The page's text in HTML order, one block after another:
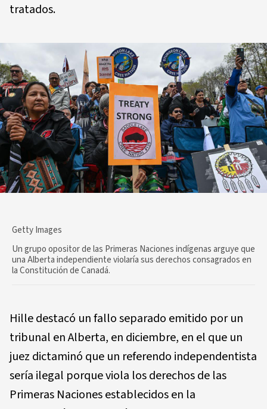
tratados.
Getty Images
Un grupo opositor de las Primeras Naciones indígenas arguye que
una Alberta independiente violaría sus derechos consagrados en
la Constitución de Canadá.
Hille destacó un fallo separado emitido por un
tribunal en Alberta, en diciembre, en el que un
juez dictaminó que un referendo independentista
sería ilegal porque viola los derechos de las
Primeras Naciones establecidos en la